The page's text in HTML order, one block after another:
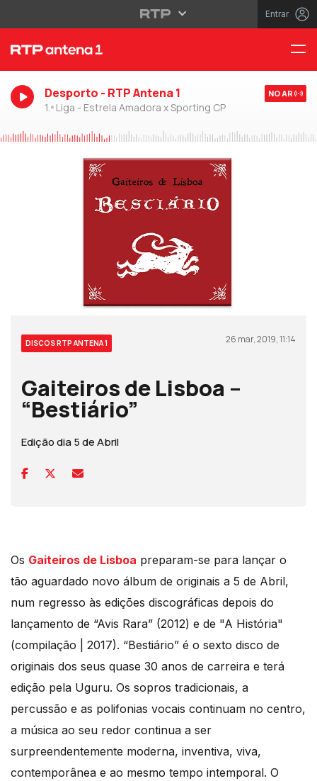
Entrar
Desporto - RTP Antena 1
1.ª Liga - Estrela Amadora x Sporting CP
NO AR
DISCOS RTP ANTENA 1 26 mar, 2019, 11:14
Gaiteiros de Lisboa –
“Bestiário”
Edição dia 5 de Abril
Os Gaiteiros de Lisboa preparam-se para lançar o
tão aguardado novo álbum de originais a 5 de Abril,
num regresso às edições discográficas depois do
lançamento de “Avis Rara” (2012) e de "A História"
(compilação | 2017). “Bestiário” é o sexto disco de
originais dos seus quase 30 anos de carreira e terá
edição pela Uguru. Os sopros tradicionais, a
percussão e as polifonias vocais continuam no centro,
a música ao seu redor continua a ser
surpreendentemente moderna, inventiva, viva,
contemporânea e ao mesmo tempo intemporal. O